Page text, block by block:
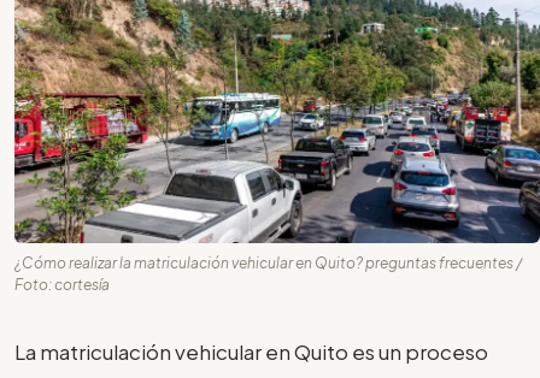
¿Cómo realizar la matriculación vehicular en Quito? preguntas frecuentes /
Foto: cortesía
La matriculación vehicular en Quito es un proceso